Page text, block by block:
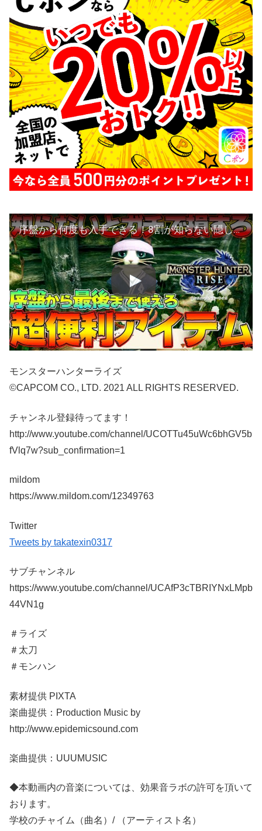
序盤から何度も入手できる！8割が知らない隠しレア便利アイテム入手法など【モンハンライズ MHRise:モンスターハンターライズ】
モンスターハンターライズ
©CAPCOM CO., LTD. 2021 ALL RIGHTS RESERVED.
チャンネル登録待ってます！
http://www.youtube.com/channel/UCOTTu45uWc6bhGV5b
fVlq7w?sub_confirmation=1
mildom
https://www.mildom.com/12349763
Twitter
Tweets by takatexin0317
サブチャンネル
https://www.youtube.com/channel/UCAfP3cTBRIYNxLMpb
44VN1g
＃ライズ
＃太刀
＃モンハン
素材提供 PIXTA
楽曲提供：Production Music by
http://www.epidemicsound.com
楽曲提供：UUUMUSIC
◆本動画内の音楽については、効果音ラボの許可を頂いて
おります。
学校のチャイム（曲名）/ （アーティスト名）